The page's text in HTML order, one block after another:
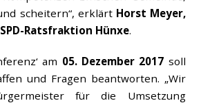
scheitern“, erklärt Horst Meyer,
Ratsfraktion Hünxe.
am 05. Dezember 2017 soll
und Fragen beantworten. „Wir
für die Umsetzung